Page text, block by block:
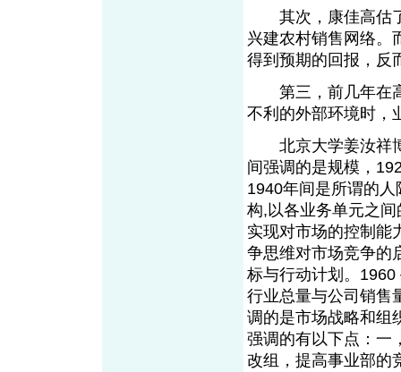
其次，康佳高估了
兴建农村销售网络。
得到预期的回报，反
第三，前几年在高
不利的外部环境时，
北京大学姜汝祥博
间强调的是规模，
1940年间是所谓的
构,以各业务单元之
实现对市场的控制能
争思维对市场竞争的
标与行动计划。
行业总量与公司销售
调的是市场战略和组
强调的有以下点：一
改组，提高事业部的